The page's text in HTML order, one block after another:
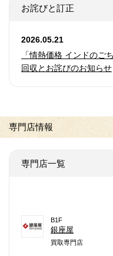
お詫びと訂正
2026.05.21
「情熱価格 インドのご
回収とお詫びのお知らせ
専門店情報
専門店一覧
B1F
銀座屋
買取専門店